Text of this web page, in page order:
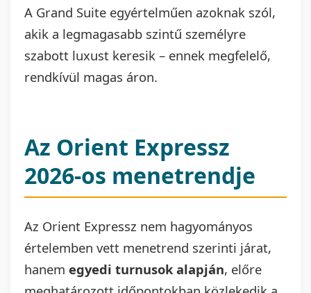
A Grand Suite egyértelműen azoknak szól,
akik a legmagasabb szintű személyre
szabott luxust keresik – ennek megfelelő,
rendkívül magas áron.
Az Orient Expressz
2026-os menetrendje
Az Orient Expressz nem hagyományos
értelemben vett menetrend szerinti járat,
hanem egyedi turnusok alapján, előre